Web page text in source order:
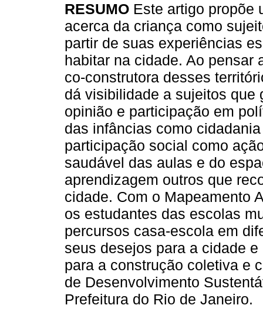
RESUMO Este artigo propõe
acerca da criança como
partir de suas experiências
habitar na cidade. Ao pensar
co-construtora desses
dá visibilidade a sujeitos que
opinião e participação em
das infâncias como
participação social como
saudável das aulas e do
aprendizagem outros que
cidade. Com o Mapeamento
os estudantes das escolas
percursos casa-escola em
seus desejos para a cidade
para a construção coletiva e
de Desenvolvimento
Prefeitura do Rio de Janeiro.